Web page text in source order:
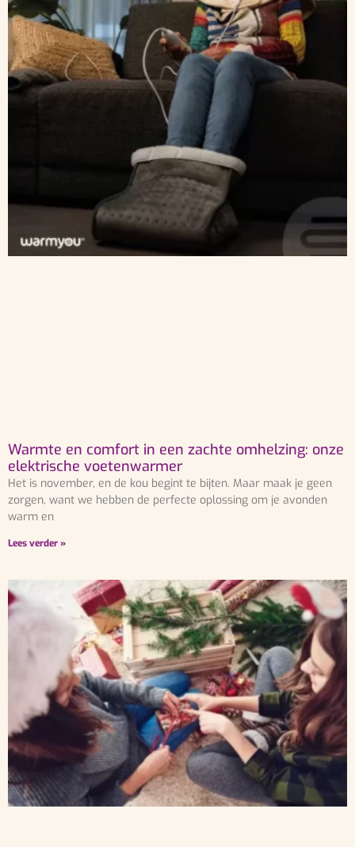
Warmte en comfort in een zachte omhelzing: onze
elektrische voetenwarmer
Het is november, en de kou begint te bijten. Maar maak je geen
zorgen, want we hebben de perfecte oplossing om je avonden
warm en
Lees verder »